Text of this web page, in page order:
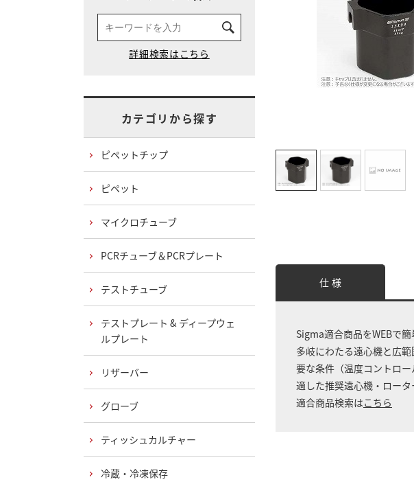
仕 様
Sigma適合商品をWEBで簡
多岐にわたる遠心機と広
要な条件（温度コントロ
適した推奨遠心機・ロータ
適合商品検索はこちら
カテゴリから探す
ピペットチップ
ピペット
マイクロチューブ
PCRチューブ＆PCRプレート
テストチューブ
テストプレート & ディープウェ
ルプレート
リザーバー
グローブ
ティッシュカルチャー
冷蔵・冷凍保存